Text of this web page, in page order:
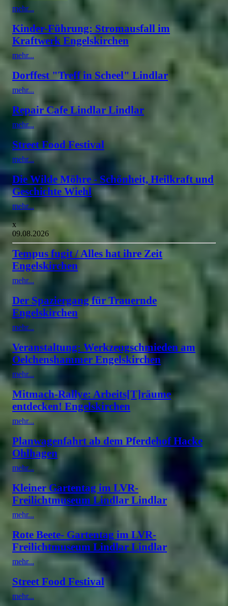
mehr...
Kinder-Führung: Stromausfall im
Kraftwerk Engelskirchen
mehr...
Dorffest "Treff in Scheel" Lindlar
mehr...
Repair Cafe Lindlar Lindlar
mehr...
Street Food Festival
mehr...
Die Wilde Möhre - Schönheit, Heilkraft und
Geschichte Wiehl
mehr...
x
09.08.2026
Tempus fugit / Alles hat ihre Zeit
Engelskirchen
mehr...
Der Spaziergang für Trauernde
Engelskirchen
mehr...
Veranstaltung: Werkzeugschmieden am
Oelchenshammer Engelskirchen
mehr...
Mitmach-Rallye: Arbeits[T]räume
entdecken! Engelskirchen
mehr...
Planwagenfahrt ab dem Pferdehof Hacke
Ohlhagen
mehr...
Kleiner Gartentag im LVR-
Freilichtmuseum Lindlar Lindlar
mehr...
Rote Beete- Gartentag im LVR-
Freilichtmuseum Lindlar Lindlar
mehr...
Street Food Festival
mehr...